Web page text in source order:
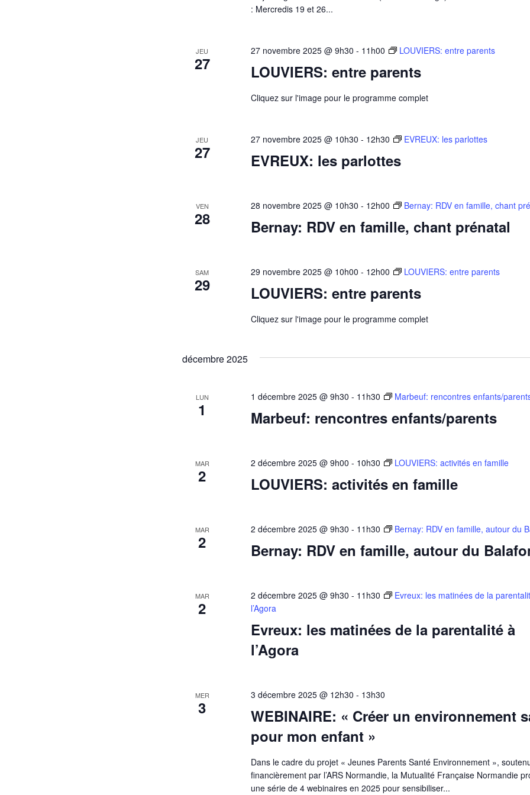
: Mercredis 19 et 26...
JEU
27 LOUVIERS: entre parents
27 novembre 2025 @ 9h30 - 11h00 LOUVIERS: entre parents
Cliquez sur l'image pour le programme complet
JEU
27 EVREUX: les parlottes
27 novembre 2025 @ 10h30 - 12h30 EVREUX: les parlottes
VEN
28 Bernay: RDV en famille, chant prénatal
28 novembre 2025 @ 10h30 - 12h00 Bernay: RDV en famille, chant
SAM
29 LOUVIERS: entre parents
29 novembre 2025 @ 10h00 - 12h00 LOUVIERS: entre parents
Cliquez sur l'image pour le programme complet
décembre 2025
LUN
1 Marbeuf: rencontres enfants/parents
1 décembre 2025 @ 9h30 - 11h30 Marbeuf: rencontres enfants/
MAR
2 LOUVIERS: activités en famille
2 décembre 2025 @ 9h00 - 10h30 LOUVIERS: activités en famille
MAR
2 Bernay: RDV en famille, autour du
2 décembre 2025 @ 9h30 - 11h30 Bernay: RDV en famille, autour du
MAR
2
Evreux: les matinées de la parentalité à
l’Agora
2 décembre 2025 @ 9h30 - 11h30
Evreux: les matinées de la
l’Agora
MER
3
WEBINAIRE: « Créer un environnement
pour mon enfant »
3 décembre 2025 @ 12h30 - 13h30
Dans le cadre du projet « Jeunes Parents Santé Environnement »,
financièrement par l’ARS Normandie, la Mutualité Française Normandie
une série de 4 webinaires en 2025 pour sensibiliser...